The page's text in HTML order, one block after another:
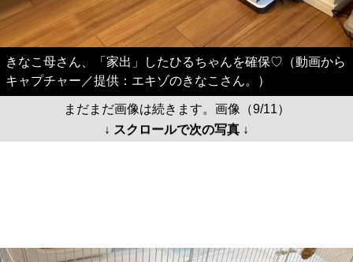
きなこ母さん、「家出」したひるちゃんを確保♡（動画から
キャプチャー／提供：エキゾのきなこさん。）
まだまだ画像は続きます。画像（9/11）
↓ スクロールで次の写真 ↓